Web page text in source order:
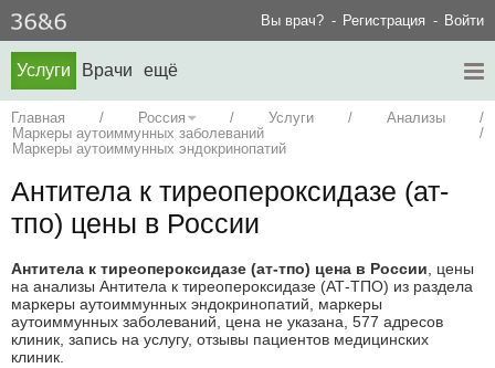
Вы врач? Регистрация Войти
Услуги Врачи ещё
Главная / Россия / Услуги / Анализы
/
Маркеры аутоиммунных заболеваний
/
Маркеры аутоиммунных эндокринопатий
Антитела к тиреопероксидазе (ат-
тпо) цены в России
Антитела к тиреопероксидазе (ат-тпо) цена в России, цены
на анализы Антитела к тиреопероксидазе (АТ-ТПО) из раздела
маркеры аутоиммунных эндокринопатий, маркеры
аутоиммунных заболеваний, цена не указана, 577 адресов
клиник, запись на услугу, отзывы пациентов медицинских
клиник.